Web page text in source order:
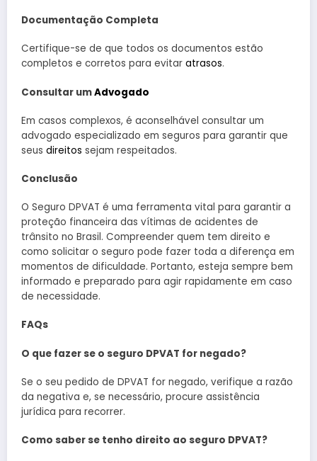
Documentação Completa
Certifique-se de que todos os documentos estão
completos e corretos para evitar atrasos.
Consultar umAdvogado
Em casos complexos, é aconselhável consultar um
advogado especializado em seguros para garantir que
seus direitos sejam respeitados.
Conclusão
O Seguro DPVAT é uma ferramenta vital para garantir a
proteção financeira das vítimas de acidentes de
trânsito no Brasil. Compreender quem tem direito e
como solicitar o seguro pode fazer toda a diferença em
momentos de dificuldade. Portanto, esteja sempre bem
informado e preparado para agir rapidamente em caso
de necessidade.
FAQs
O que fazer se o seguro DPVAT for negado?
Se o seu pedido de DPVAT for negado, verifique a razão
da negativa e, se necessário, procure assistência
jurídica para recorrer.
Como saber se tenho direito ao seguro DPVAT?